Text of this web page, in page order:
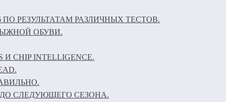
ПО РЕЗУЛЬТАТАМ РАЗЛИЧНЫХ ТЕСТОВ.
ОБУВИ.
CHIP INTELLIGENCE.
СЛЕДУЮЩЕГО СЕЗОНА.